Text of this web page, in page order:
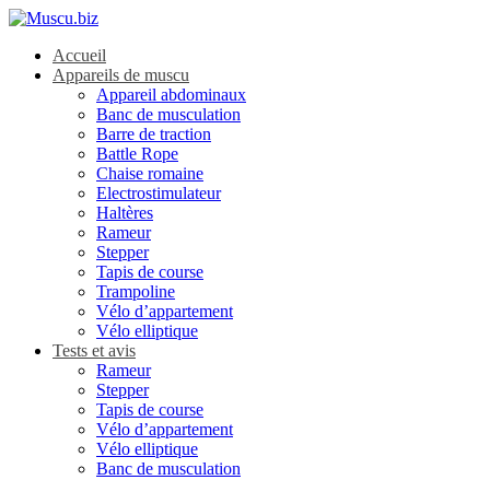
Accueil
Appareils de muscu
Appareil abdominaux
Banc de musculation
Barre de traction
Battle Rope
Chaise romaine
Electrostimulateur
Haltères
Rameur
Stepper
Tapis de course
Trampoline
Vélo d’appartement
Vélo elliptique
Tests et avis
Rameur
Stepper
Tapis de course
Vélo d’appartement
Vélo elliptique
Banc de musculation